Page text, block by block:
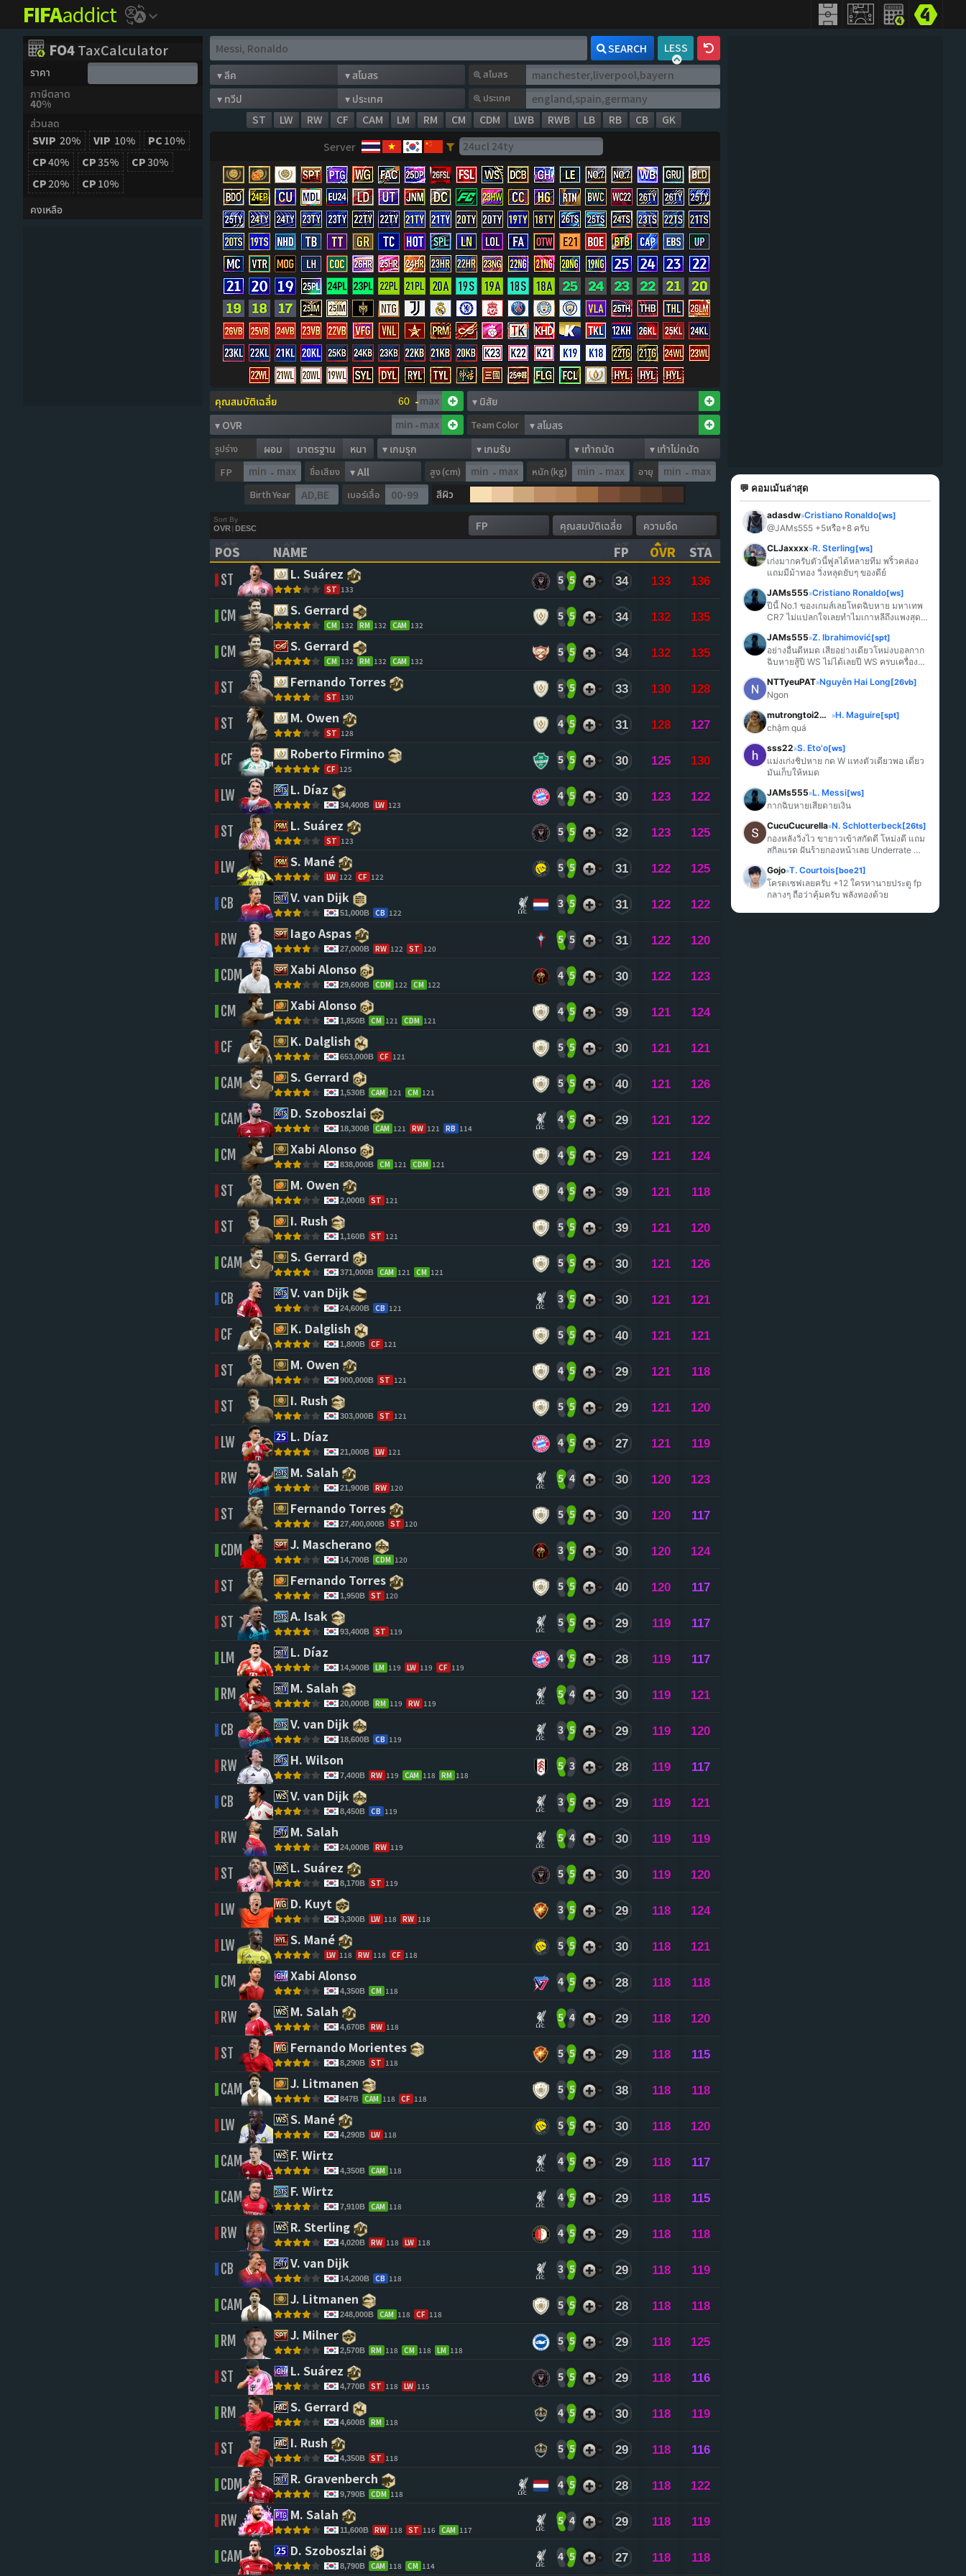
FIFAaddict
FO4TaxCalculator
ราคา
ภาษีตลาด
40%
ส่วนลด
SVIP 20% VIP 10% PC 10%
CP40% CP35% CP30%
CP20% CP 10%
คงเหลือ
SEARCH LESS
สโมสร
ประเทศ
ST LW RW CF CAM LM RM CM CDM LWB RWB LB RB CB
GK
Server
-
-
Team Color
รูปร่าง
ผอม มาตรฐาน หนา
FP - ชื่อเสียง สูง (cm) - หนัก (kg) - อายุ -
Birth Year เบอร์เสื้อ สีผิว
Sort By
OVR| DESC
POS
(CLICK TO SORT ASCENDING)
NAME
(CLICK TO CLEAR SORTING)
FP
(CLICK TO SORT ASCENDING)
OVR
(CLICK TO SORT ASCENDING)
STA
(CLICK TO SORT ASCENDING)
ST L. Suárez
ST 133
5 5 34 133 136
CM S. Gerrard
CM 132 RM 132 CAM 132
5 5 34 132 135
CM S. Gerrard
CM 132 RM 132 CAM 132
5 5 34 132 135
ST Fernando Torres
ST 130
5 5 33 130 128
ST M. Owen
ST 128
4 5 31 128 127
CF Roberto Firmino
CF 125
5 5 30 125 130
LW L. Díaz
34,400B LW 123
4 5 30 123 122
ST L. Suárez
ST 123
5 5 32 123 125
LW S. Mané
LW 122 CF 122
5 5 31 122 125
CB V. van Dijk
51,000B CB 122
3 5 31 122 122
RW Iago Aspas
27,000B RW 122 ST 120
5 5 31 122 120
CDM Xabi Alonso
29,600B CDM 122 CM 122
4 5 30 122 123
CM Xabi Alonso
1,850B CM 121 CDM 121
4 5 39 121 124
CF K. Dalglish
653,000B CF 121
5 5 30 121 121
CAM S. Gerrard
1,530B CAM 121 CM 121
5 5 40 121 126
CAM D. Szoboszlai
18,300B CAM 121 RW 121 RB 114
4 5 29 121 122
CM Xabi Alonso
838,000B CM 121 CDM 121
4 5 29 121 124
ST M. Owen
2,000B ST 121
4 5 39 121 118
ST I. Rush
1,160B ST 121
5 5 39 121 120
CAM S. Gerrard
371,000B CAM 121 CM 121
5 5 30 121 126
CB V. van Dijk
24,600B CB 121
3 5 30 121 121
CF K. Dalglish
1,800B CF 121
5 5 40 121 121
ST M. Owen
900,000B ST 121
4 5 29 121 118
ST I. Rush
303,000B ST 121
5 5 29 121 120
LW L. Díaz
21,000B LW 121
4 5 27 121 119
RW M. Salah
21,900B RW 120
5 4 30 120 123
ST Fernando Torres
27,400,000B ST 120
5 5 30 120 117
CDM J. Mascherano
14,700B CDM 120
3 5 30 120 124
ST Fernando Torres
1,950B ST 120
5 5 40 120 117
ST A. Isak
93,400B ST 119
5 5 29 119 117
LM L. Díaz
14,900B LM 119 LW 119 CF 119
4 5 28 119 117
RM M. Salah
20,000B RM 119 RW 119
5 4 30 119 121
CB V. van Dijk
18,600B CB 119
3 5 29 119 120
RW H. Wilson
7,400B RW 119 CAM 118 RM 118
5 3 28 119 117
CB V. van Dijk
8,450B CB 119
3 5 29 119 121
RW M. Salah
24,000B RW 119
5 4 30 119 119
ST L. Suárez
8,170B ST 119
5 5 30 119 120
LW D. Kuyt
3,300B LW 118 RW 118
3 5 29 118 124
LW S. Mané
LW 118 RW 118 CF 118
5 5 30 118 121
CM Xabi Alonso
4,350B CM 118
4 5 28 118 118
RW M. Salah
4,670B RW 118
5 4 29 118 120
ST Fernando Morientes
8,290B ST 118
5 5 29 118 115
CAM J. Litmanen
847B CAM 118 CF 118
5 5 38 118 118
LW S. Mané
4,290B LW 118
5 5 30 118 120
CAM F. Wirtz
4,350B CAM 118
4 5 29 118 117
CAM F. Wirtz
7,910B CAM 118
4 5 29 118 115
RW R. Sterling
4,020B RW 118 LW 118
4 5 29 118 118
CB V. van Dijk
14,200B CB 118
3 5 29 118 119
CAM J. Litmanen
248,000B CAM 118 CF 118
5 5 28 118 118
RM J. Milner
2,570B RM 118 CM 118 LM 118
5 5 29 118 125
ST L. Suárez
4,770B ST 118 LW 115
5 5 29 118 116
RM S. Gerrard
4,600B RM 118
4 5 30 118 119
ST I. Rush
4,350B ST 118
5 5 29 118 116
CDM R. Gravenberch
9,790B CDM 118
4 5 28 118 122
RW M. Salah
11,600B RW 118 ST 116 CAM 117
5 4 29 118 119
CAM D. Szoboszlai
8,790B CAM 118 CM 114
4 5 27 118 118
💬 คอมเม้นล่าสุด
adasdw»Cristiano Ronaldo[ws]
@JAMs555 +5หรือ+8 ครับ
CLJaxxxx»R. Sterling[ws]
เก่งมากครับตัวนี้ฟูลได้หลายทีม พริ้วคล่อง
แถมมีม้าทอง วิ่งหลุดยับๆ ของดีย์
JAMs555»Cristiano Ronaldo[ws]
ปีนี้ No.1 ของเกมส์เลยโหดฉิบหาย มหาเทพ
CR7 ไม่แปลกใจเลยทำไมเกาหลีถึงแพงสุด
JAMs555»Z. Ibrahimović[spt]
อย่างอื่นดีหมด เสียอย่างเดียวโหม่งบอลกาก
ฉิบหายสู้ปี WS ไม่ได้เลยปี WS ครบเครื่อง
NTTyeuPAT»Nguyễn Hai Long[26vb]
Ngon
mutrongtoi2027
»H. Maguire[spt]
chậm quá
sss22»S. Eto'o[ws]
แม่งเก่งชิปหาย กด W แทงตัวเดียวพอ เดี๋ยว
มันเก็บให้หมด
JAMs555»L. Messi[ws]
กากฉิบหายเสียดายเงิน
CucuCucurella»N. Schlotterbeck[26ts]
กองหลังวิ่งไว ขายาวเข้าสกัดดี โหม่งดี แถม
สกิลแรด ฝันร้ายกองหน้าเลย Underrate
Gojo»T. Courtois[boe21]
โครตเซฟเลยครับ +12 ใครหานายประตู fp
กลางๆ ถือว่าคุ้มครับ พลังทองด้วย